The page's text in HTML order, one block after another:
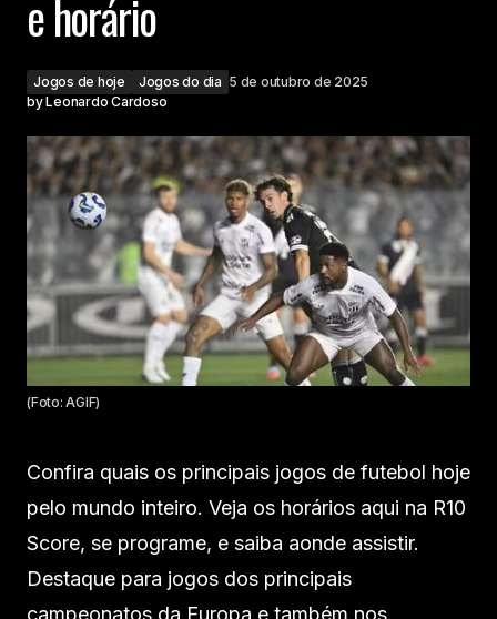
e horário
Jogos de hoje Jogos do dia 5 de outubro de 2025
byLeonardo Cardoso
(Foto: AGIF)
Confira quais os principais jogos de futebol hoje
pelo mundo inteiro. Veja os horários aqui na R10
Score, se programe, e saiba aonde assistir.
Destaque para jogos dos principais
campeonatos da Europa e também nos